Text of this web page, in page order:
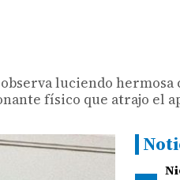
luciendo hermosa
físico que atrajo el